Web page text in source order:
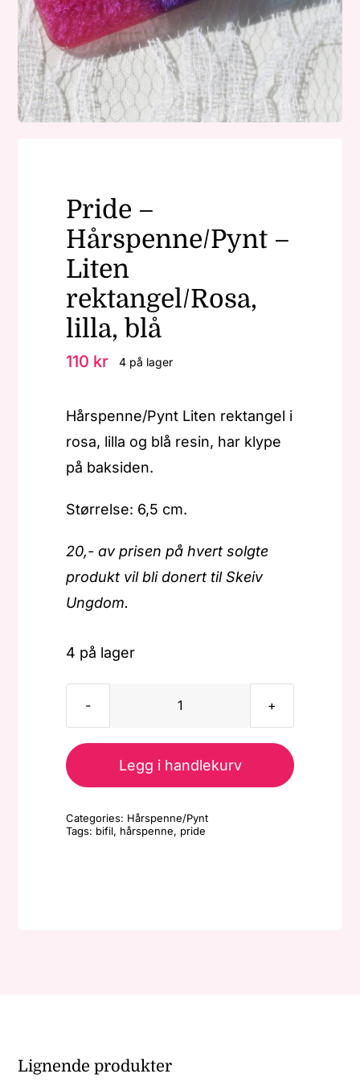
Nøkkelringer
Julepynt
Pride –
Hårspenne/Pynt –
Liten
rektangel/Rosa,
lilla, blå
110 kr 4 på lager
Hårspenne/Pynt Liten rektangel i
rosa, lilla og blå resin, har klype
på baksiden.
Størrelse: 6,5 cm.
20,- av prisen på hvert solgte
produkt vil bli donert til Skeiv
Ungdom.
4 på lager
Pride
Hårspenne/Pynt
rektangel/Rosa,
Legg i handlekurv
Categories: Hårspenne/Pynt
Tags: bifil, hårspenne, pride
Lignende produkter